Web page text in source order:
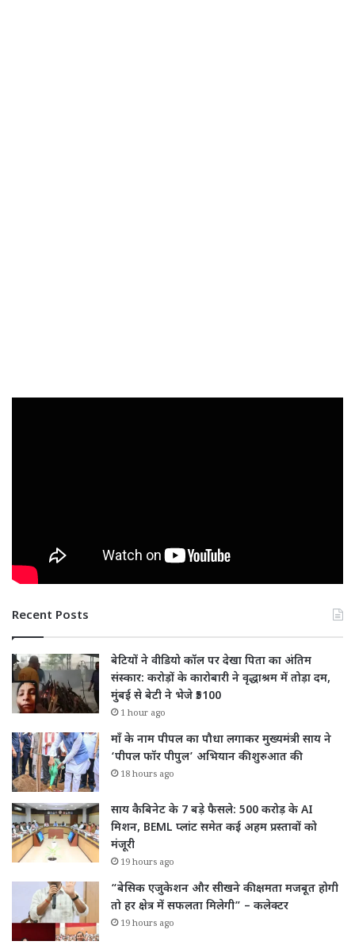
Recent Posts
बेटियों ने वीडियो कॉल पर देखा पिता का अंतिम
संस्कार: करोड़ों के कारोबारी ने वृद्धाश्रम में तोड़ा दम,
मुंबई से बेटी ने भेजे ₹5100
1 hour ago
माँ के नाम पीपल का पौधा लगाकर मुख्यमंत्री साय ने
‘पीपल फॉर पीपुल’ अभियान की शुरुआत की
18 hours ago
साय कैबिनेट के 7 बड़े फैसले: 500 करोड़ के AI
मिशन, BEML प्लांट समेत कई अहम प्रस्तावों को
मंजूरी
19 hours ago
“बेसिक एजुकेशन और सीखने की क्षमता मजबूत होगी
तो हर क्षेत्र में सफलता मिलेगी” – कलेक्टर
19 hours ago